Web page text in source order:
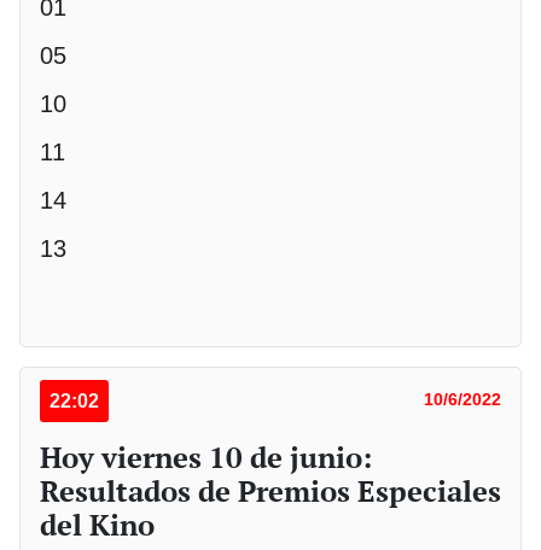
01
05
10
11
14
13
22:02 10/6/2022
Hoy viernes 10 de junio:
Resultados de Premios Especiales
del Kino